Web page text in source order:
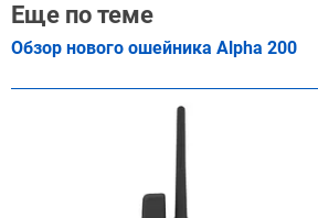
Еще по теме
Обзор нового ошейника Alpha 200